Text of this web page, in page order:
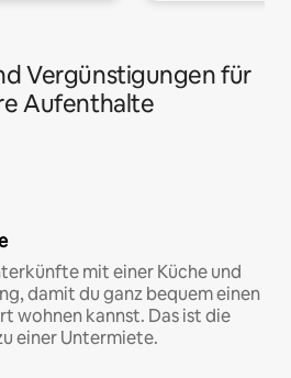
Vergünstigungen für
Aufenthalte
mit einer Küche und
damit du ganz bequem einen
wohnen kannst. Das ist die
einer Untermiete.